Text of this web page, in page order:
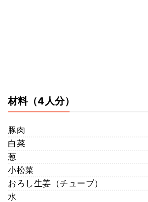
材料（4人分）
豚肉
白菜
葱
小松菜
おろし生姜（チューブ）
水